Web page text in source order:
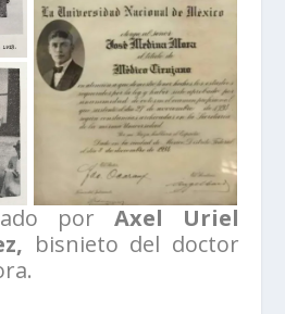
por Axel Uriel
bisnieto del doctor